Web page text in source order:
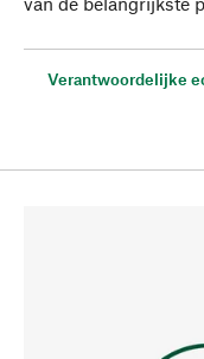
Verantwoordelijke